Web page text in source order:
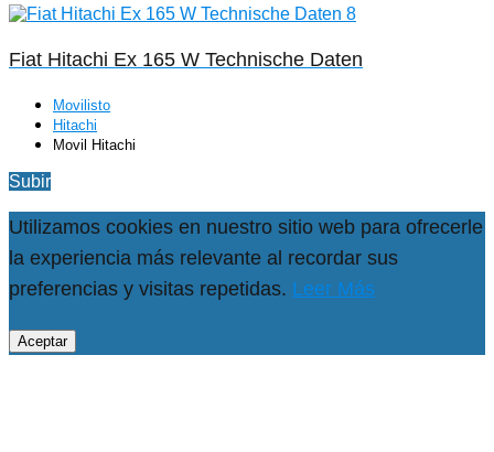
Fiat Hitachi Ex 165 W Technische Daten
Movilisto
Hitachi
Movil Hitachi
Subir
Utilizamos cookies en nuestro sitio web para ofrecerle
la experiencia más relevante al recordar sus
preferencias y visitas repetidas. Leer Más
Aceptar